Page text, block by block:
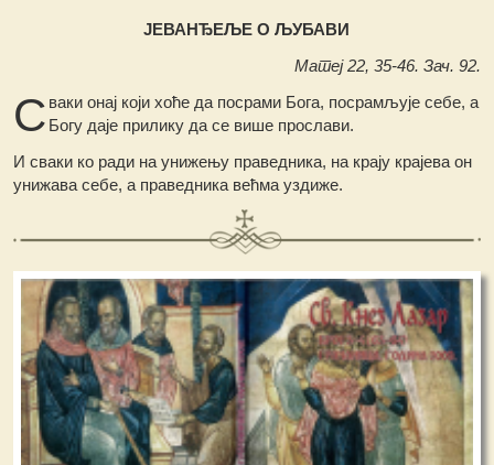
ЈЕВАНЂЕЉЕ О ЉУБАВИ
Матеј 22, 35-46. Зач. 92.
С ваки онај који хоће да посрами Бога, посрамљује себе, а
Богу даје прилику да се више прослави.
И сваки ко ради на унижењу праведника, на крају крајева он
унижава себе, а праведника већма уздиже.